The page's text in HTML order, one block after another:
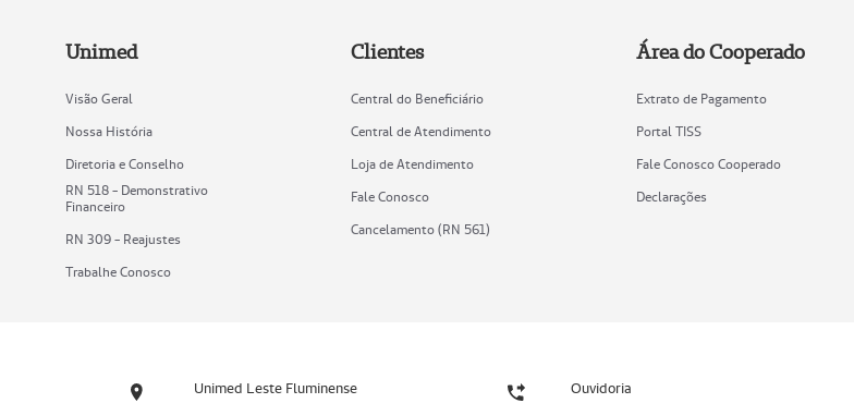
Unimed
Visão Geral
Nossa História
Diretoria e Conselho
RN 518 - Demonstrativo
Financeiro
RN 309 - Reajustes
Trabalhe Conosco
Clientes
Central do Beneficiário
Central de Atendimento
Loja de Atendimento
Fale Conosco
Cancelamento (RN 561)
Área do Cooperado
Extrato de Pagamento
Portal TISS
Fale Conosco Cooperado
Declarações
Unimed Leste Fluminense Ouvidoria